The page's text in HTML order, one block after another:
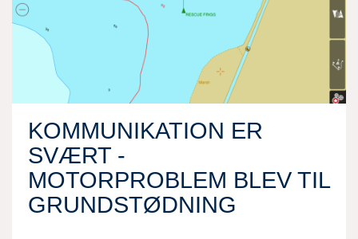
KOMMUNIKATION ER
SVÆRT -
MOTORPROBLEM BLEV TIL
GRUNDSTØDNING